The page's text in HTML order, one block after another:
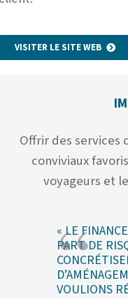
VISITER LE SITE WEB
Offrir des services
conviviaux
voyageurs et
« LE
PART DE
VOULIONS